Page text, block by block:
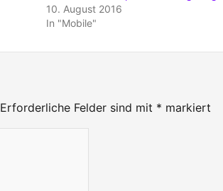
10. August 2016
In "Mobile"
Erforderliche Felder sind mit * markiert